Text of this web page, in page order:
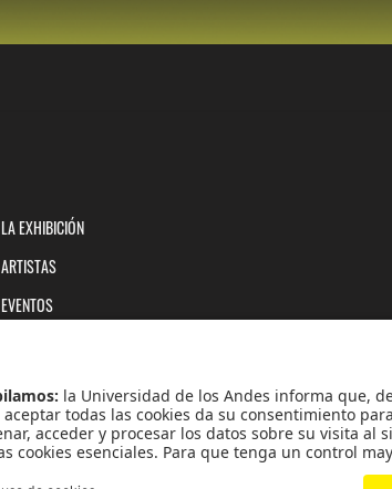
LA EXHIBICIÓN
ARTISTAS
EVENTOS
POLÍTICAS DE TRATAMIENTOS DE DATOS
TÉRMINOS Y CONDICIONES